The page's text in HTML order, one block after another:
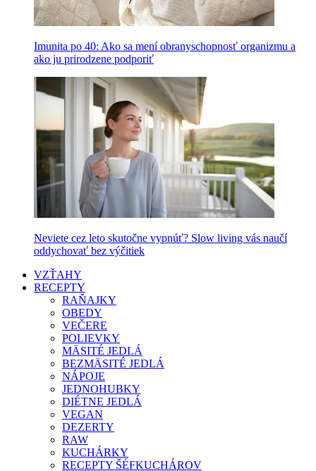
Imunita po 40: Ako sa mení obranyschopnosť organizmu a
ako ju prirodzene podporiť
Neviete cez leto skutočne vypnúť? Slow living vás naučí
oddychovať bez výčitiek
VZŤAHY
RECEPTY
RAŇAJKY
OBEDY
VEČERE
POLIEVKY
MÄSITÉ JEDLÁ
BEZMÄSITÉ JEDLÁ
NÁPOJE
JEDNOHUBKY
DIÉTNE JEDLÁ
VEGAN
DEZERTY
RAW
KUCHÁRKY
RECEPTY ŠÉFKUCHÁROV